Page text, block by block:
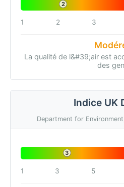
2
1 2 3
La qualité de l&#39;air est
des
Indice UK
Department for
3
1 3 5